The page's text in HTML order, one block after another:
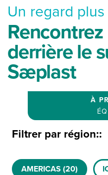
Un regard
derrière le
Sæplast
À
Filtrer par région::
Product
AMERICAS (20)